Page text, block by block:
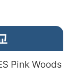
Pink Woods